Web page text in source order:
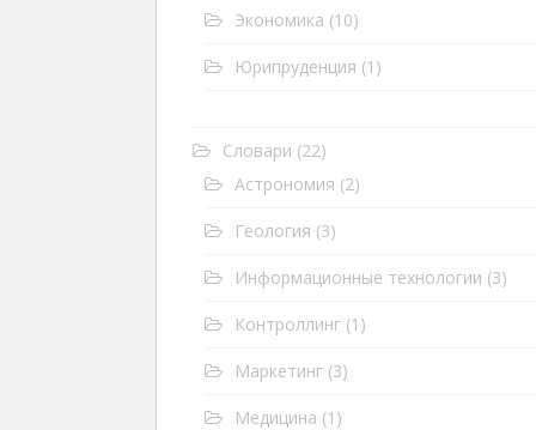
Экономика (10)
Юрипруденция (1)
Словари (22)
Астрономия (2)
Геология (3)
Информационные технологии (3)
Контроллинг (1)
Маркетинг (3)
Медицина (1)